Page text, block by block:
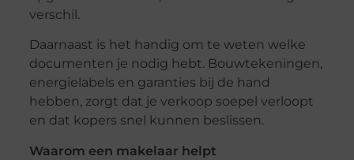
verschil.
Daarnaast is het handig om te weten welke
documenten je nodig hebt. Bouwtekeningen,
energielabels en garanties bij de hand
hebben, zorgt dat je verkoop soepel verloopt
en dat kopers snel kunnen beslissen.
Waarom een makelaar helpt